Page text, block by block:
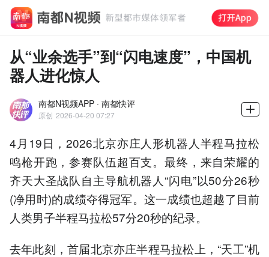
从“业余选手”到“闪电速度”，中国机
器人进化惊人
南都N视频APP · 南都快评
原创 2026-04-20 07:27
4月19日，2026北京亦庄人形机器人半程马拉松
鸣枪开跑，参赛队伍超百支。最终，来自荣耀的
齐天大圣战队自主导航机器人“闪电”以50分26秒
(净用时)的成绩夺得冠军。这一成绩也超越了目前
人类男子半程马拉松57分20秒的纪录。
去年此刻，首届北京亦庄半程马拉松上，“天工”机